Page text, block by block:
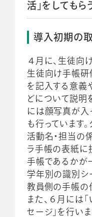
活」をしてもら
導入初期の
４月に、生徒向
生徒向け手帳研
を記入する意義
どについて説明
には顔写真が入
も行っています
活動名・担当の
ラ手帳の表紙に
手帳であるかが
学年別の識別シ
教員側の手帳の
また、６月には
セージ」を行い